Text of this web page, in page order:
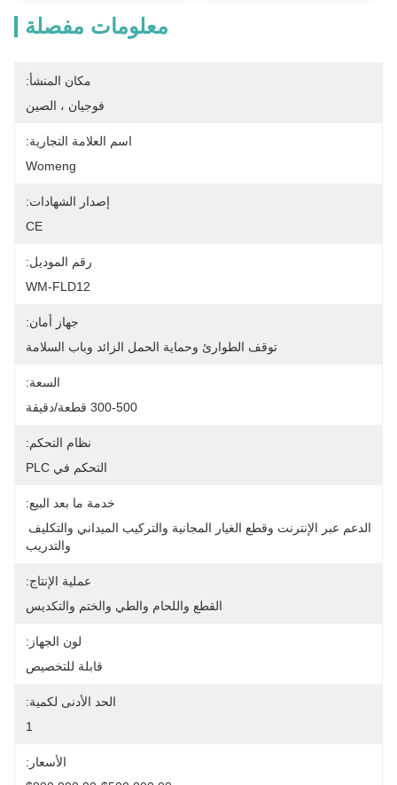
معلومات مفصلة
مكان المنشأ:
فوجيان ، الصين
اسم العلامة التجارية:
Womeng
إصدار الشهادات:
CE
رقم الموديل:
WM-FLD12
جهاز أمان:
توقف الطوارئ وحماية الحمل الزائد وباب السلامة
السعة:
300-500 قطعة/دقيقة
نظام التحكم:
التحكم في PLC
خدمة ما بعد البيع:
والتدريب
عملية الإنتاج:
القطع واللحام والطي والختم والتكديس
لون الجهاز:
قابلة للتخصيص
الحد الأدنى لكمية:
1
الأسعار: